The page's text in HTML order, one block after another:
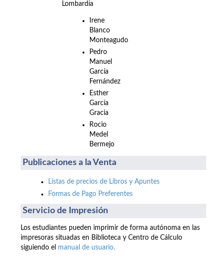
Lombardía
Irene
Blanco
Monteagudo
Pedro
Manuel
García
Fernández
Esther
García
Gracia
Rocio
Medel
Bermejo
Publicaciones a la Venta
Listas de precios de Libros y Apuntes
Formas de Pago Preferentes
Servicio de Impresión
Los estudiantes pueden imprimir de forma autónoma en las
impresoras situadas en Biblioteca y Centro de Cálculo
siguiendo el manual de usuario.